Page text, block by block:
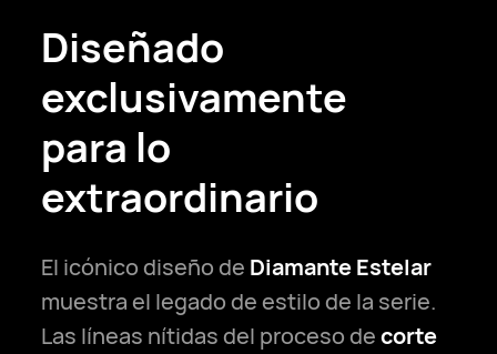
Diseñado
exclusivamente
para lo
extraordinario
El icónico diseño de Diamante Estelar
muestra el legado de estilo de la serie.
Las líneas nítidas del proceso decorte